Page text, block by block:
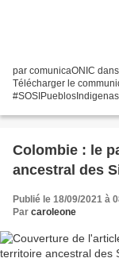
par comunicaONIC
Télécharger le
exprime...
Colombie : le
ancestral des
Publié le 18/09/2021 à
Par caroleone